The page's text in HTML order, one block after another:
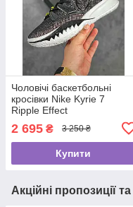
Чоловічі баскетбольні
кросівки Nike Kyrie 7
Ripple Effect
2 695 ₴ 3 250 ₴
Купити
Акційні пропозиції